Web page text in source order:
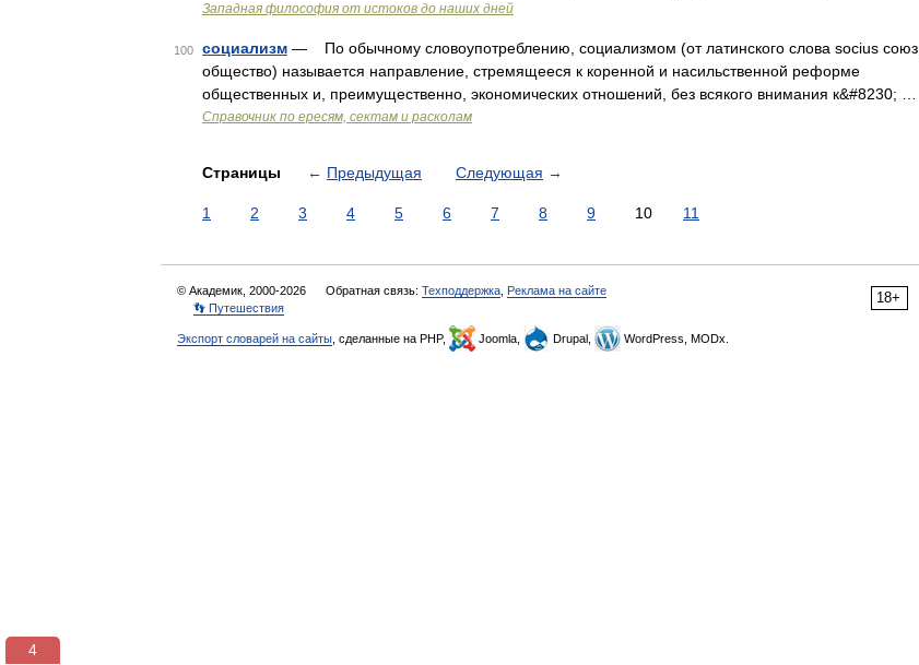
Западная философия от истоков до наших дней
100 социализм — По обычному словоупотреблению, социализмом (от латинского слова socius союз,
общество) называется направление, стремящееся к коренной и насильственной реформе
общественных и, преимущественно, экономических отношений, без всякого внимания к&#8230; …
Справочник по ересям, сектам и расколам
Страницы ← Предыдущая Следующая →
1 2 3 4 5 6 7 8 9 10 11
18+
© Академик, 2000-2026 Обратная связь: Техподдержка Реклама на сайте
👣 Путешествия
Экспорт словарей на сайты , сделанные на PHP, Joomla, Drupal, WordPress, MODx.
3